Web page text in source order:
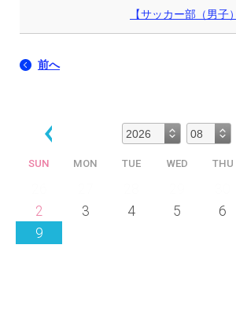
【サッカー部（男子
前へ
SUN MON TUE WED THU
2
3 4 5 6
9